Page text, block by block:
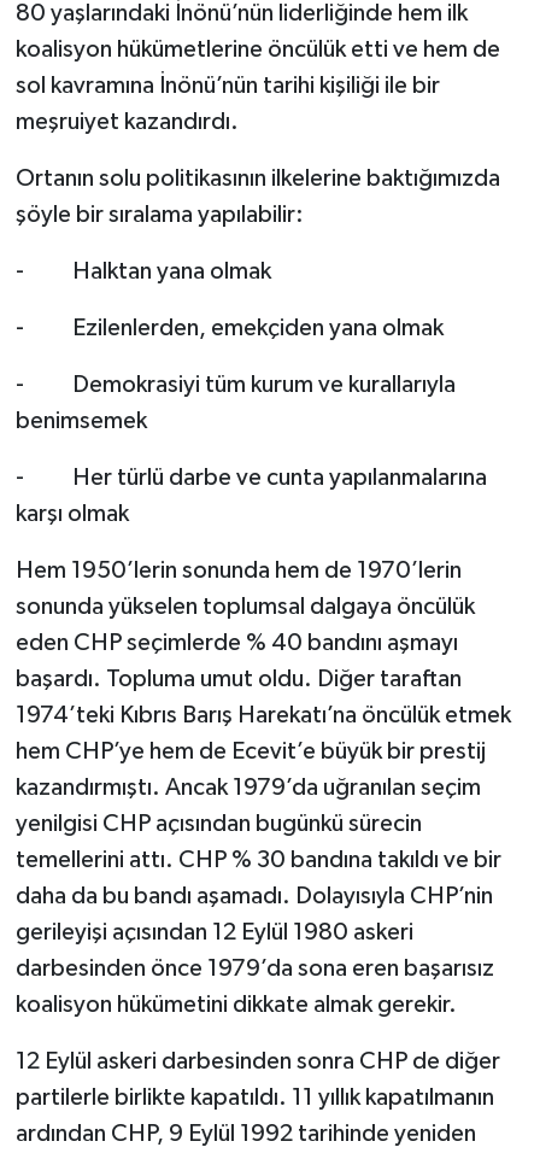
80 yaşlarındaki İnönü’nün liderliğinde hem ilk
koalisyon hükümetlerine öncülük etti ve hem de
sol kavramına İnönü’nün tarihi kişiliği ile bir
meşruiyet kazandırdı.
Ortanın solu politikasının ilkelerine baktığımızda
şöyle bir sıralama yapılabilir:
- Halktan yana olmak
- Ezilenlerden, emekçiden yana olmak
- Demokrasiyi tüm kurum ve kurallarıyla
benimsemek
- Her türlü darbe ve cunta yapılanmalarına
karşı olmak
Hem 1950’lerin sonunda hem de 1970’lerin
sonunda yükselen toplumsal dalgaya öncülük
eden CHP seçimlerde % 40 bandını aşmayı
başardı. Topluma umut oldu. Diğer taraftan
1974’teki Kıbrıs Barış Harekatı’na öncülük etmek
hem CHP’ye hem de Ecevit’e büyük bir prestij
kazandırmıştı. Ancak 1979’da uğranılan seçim
yenilgisi CHP açısından bugünkü sürecin
temellerini attı. CHP % 30 bandına takıldı ve bir
daha da bu bandı aşamadı. Dolayısıyla CHP’nin
gerileyişi açısından 12 Eylül 1980 askeri
darbesinden önce 1979’da sona eren başarısız
koalisyon hükümetini dikkate almak gerekir.
12 Eylül askeri darbesinden sonra CHP de diğer
partilerle birlikte kapatıldı. 11 yıllık kapatılmanın
ardından CHP, 9 Eylül 1992 tarihinde yeniden